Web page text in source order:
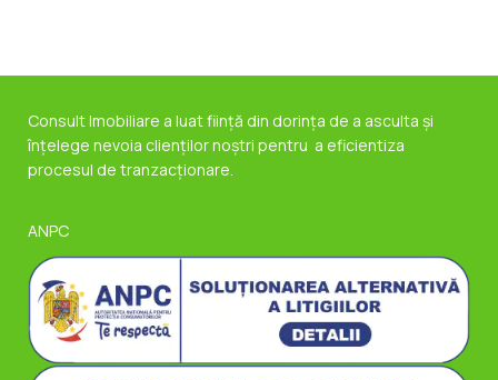
Consult Imobiliare a luat ființă din dorința de a asculta și
înțelege nevoia clienților noștri pentru a eficientiza
procesul de tranzacționare.
ANPC